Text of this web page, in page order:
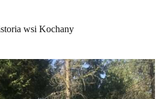
wsi Kochany